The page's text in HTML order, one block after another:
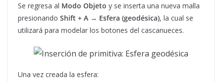
Se regresa al Modo Objeto y se inserta una nueva malla
presionando Shift + A → Esfera (geodésica), la cual se
utilizará para modelar los botones del cascanueces.
Una vez creada la esfera: